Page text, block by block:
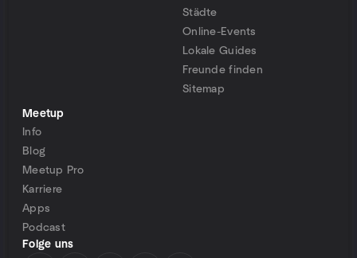
Städte
Online-Events
Lokale Guides
Freunde finden
Sitemap
Meetup
Info
Blog
Meetup Pro
Karriere
Apps
Podcast
Folge uns